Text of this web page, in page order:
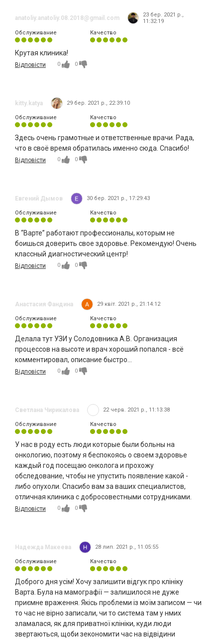
anatoliy.anatoliy.08.2018@gmail.com
23 бер. 2021 р.,
11:32:19
Обслуживание
Качество
Крутая клиника!
Відповісти 0 0
kitty.katya 29 бер. 2021 р., 22:39:10
Обслуживание Качество
Здесь очень грамотные и ответственные врачи. Рада,
что в своё время обратилась именно сюда. Спасибо!
Відповісти 0 0
Евгений Дымов 30 бер. 2021 р., 17:29:43
Обслуживание Качество
В “Варте” работают профессионалы, которым не
боишься доверить свое здоровье. Рекомендую! Очень
классный диагностический центр!
Відповісти 0 0
Анастасия Фандина 29 квіт. 2021 р., 21:14:12
Обслуживание Качество
Делала тут УЗИ у Солодовника А.В. Организация
процессов на высоте и врач хороший попался - всё
комментировал, описание быстро...
Відповісти 0 0
Светлана Чирикалова 22 черв. 2021 р., 11:13:38
Обслуживание Качество
У нас в роду есть люди которые были больны на
онкологию, поэтому я беспокоясь о своем здоровье
каждый год посещаю онколога и прохожу
обследование, чтобы не упустить появление какой -
либо опухоли. Спасибо вам за ваших специалистов,
отличная клиника с добросовестными сотрудниками.
Відповісти 0 0
Надежда Макеева 28 лип. 2021 р., 11:05:55
Обслуживание Качество
Доброго дня усім! Хочу залишити відгук про клініку
Варта. Була на мамографії — залишилося не дуже
приємне враження. Якісь проблеми із моїм записом — чи
то час не вірно записали, чи то система там у нмих
зламалася, як для приватної клініки, куди люди
звертаються, щоби зекономити час на відвідини